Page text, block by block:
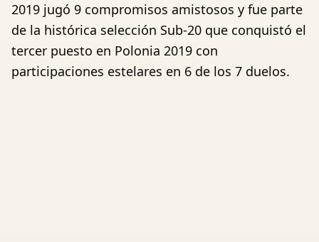
2019 jugó 9 compromisos amistosos y fue parte
de la histórica selección Sub-20 que conquistó el
tercer puesto en Polonia 2019 con
participaciones estelares en 6 de los 7 duelos.